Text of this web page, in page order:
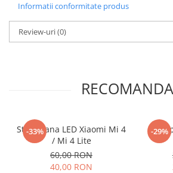
Informatii conformitate produs
Review-uri(0)
-33%
Stop Frana LED Xiaomi Mi 4
/ Mi 4 Lite
60,00 RON
40,00 RON
-29%